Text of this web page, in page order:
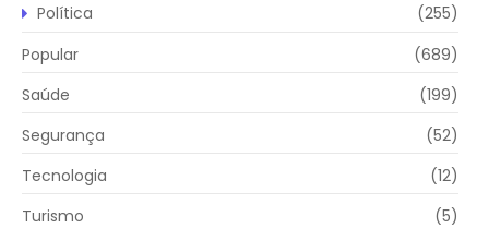
Política
(255)
Popular
(689)
Saúde
(199)
Segurança
(52)
Tecnologia
(12)
Turismo
(5)